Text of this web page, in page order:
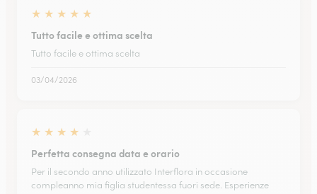
★ ★ ★ ★ ★
Tutto facile e ottima scelta
Tutto facile e ottima scelta
03/04/2026
★ ★ ★ ★
Perfetta consegna data e orario
Per il secondo anno utilizzato Interflora in occasione
compleanno mia figlia studentessa fuori sede. Esperienze